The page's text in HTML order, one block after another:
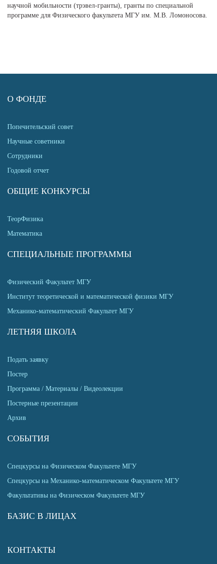
научной мобильности (трэвел-гранты), гранты по специальной
программе для Физического факультета МГУ им. М.В. Ломоносова.
О ФОНДЕ
Попечительский совет
Научные советники
Сотрудники
Годовой отчет
ОБЩИЕ КОНКУРСЫ
ТеорФизика
Математика
СПЕЦИАЛЬНЫЕ ПРОГРАММЫ
Физический Факультет МГУ
Институт теоретической и математической физики МГУ
Механико-математический Факультет МГУ
ЛЕТНЯЯ ШКОЛА
Подать заявку
Постер
Программа / Материалы / Видеолекции
Постерные презентации
Архив
СОБЫТИЯ
Спецкурсы на Физическом Факультете МГУ
Спецкурсы на Механико-математическом Факультете МГУ
Факультативы на Физическом Факультете МГУ
БАЗИС В ЛИЦАХ
КОНТАКТЫ